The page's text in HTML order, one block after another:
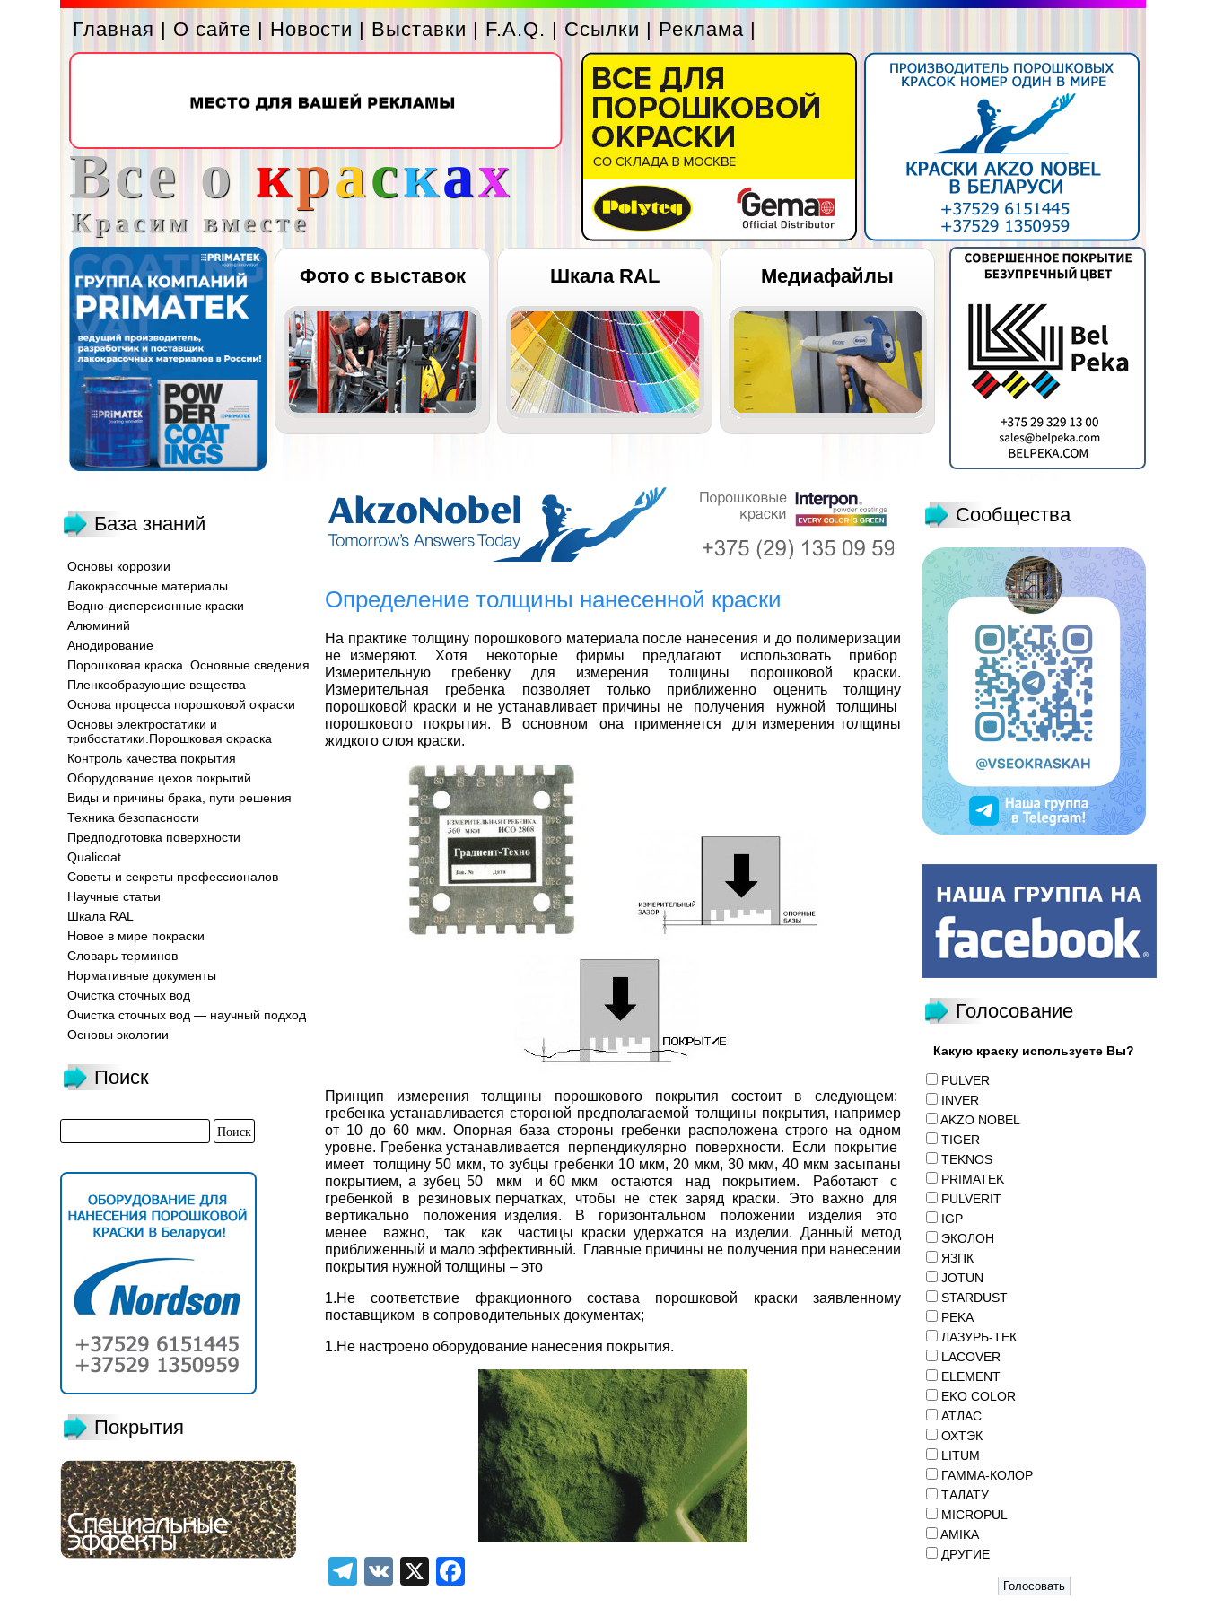
Главная | О сайте | Новости | Выставки | F.A.Q. | Ссылки | Реклама |
Все о красках
Красим вместе
Фото с выставок Шкала RAL Медиафайлы
База знаний
Основы коррозии
Лакокрасочные материалы
Водно-дисперсионные краски
Алюминий
Анодирование
Порошковая краска. Основные сведения
Пленкообразующие вещества
Основа процесса порошковой окраски
Основы электростатики и
трибостатики.Порошковая окраска
Контроль качества покрытия
Оборудование цехов покрытий
Виды и причины брака, пути решения
Техника безопасности
Предподготовка поверхности
Qualicoat
Советы и секреты профессионалов
Научные статьи
Шкала RAL
Новое в мире покраски
Словарь терминов
Нормативные документы
Очистка сточных вод
Очистка сточных вод — научный подход
Основы экологии
Поиск
Покрытия
Определение толщины нанесенной краски
На практике толщину порошкового материала после нанесения и до полимеризации
не измеряют. Хотя некоторые фирмы предлагают использовать прибор
Измерительную гребенку для измерения толщины порошковой краски.
Измерительная гребенка позволяет только приближенно оценить толщину
порошковой краски и не устанавливает причины не получения нужной толщины
порошкового покрытия. В основном она применяется для измерения толщины
жидкого слоя краски.
Принцип измерения толщины порошкового покрытия состоит в следующем:
гребенка устанавливается стороной предполагаемой толщины покрытия, например
от 10 до 60 мкм. Опорная база стороны гребенки расположена строго на одном
уровне. Гребенка устанавливается перпендикулярно поверхности. Если покрытие
имеет толщину 50 мкм, то зубцы гребенки 10 мкм, 20 мкм, 30 мкм, 40 мкм засыпаны
покрытием, а зубец 50 мкм и 60 мкм остаются над покрытием. Работают с
гребенкой в резиновых перчатках, чтобы не стек заряд краски. Это важно для
вертикально положения изделия. В горизонтальном положении изделия это
менее важно, так как частицы краски удержатся на изделии. Данный метод
приближенный и мало эффективный. Главные причины не получения при нанесении
покрытия нужной толщины – это
1.Не соответствие фракционного состава порошковой краски заявленному
поставщиком в сопроводительных документах;
1.Не настроено оборудование нанесения покрытия.
Telegram
VK X
Сообщества
Голосование
Какую краску используете Вы?
PULVER
INVER
AKZO NOBEL
TIGER
TEKNOS
PRIMATEK
PULVERIT
IGP
ЭКОЛОН
ЯЗПК
JOTUN
STARDUST
PEKA
ЛАЗУРЬ-ТЕК
LACOVER
ELEMENT
EKO COLOR
АТЛАС
ОХТЭК
LITUM
ГАММА-КОЛОР
ТАЛАТУ
MICROPUL
AMIKA
ДРУГИЕ